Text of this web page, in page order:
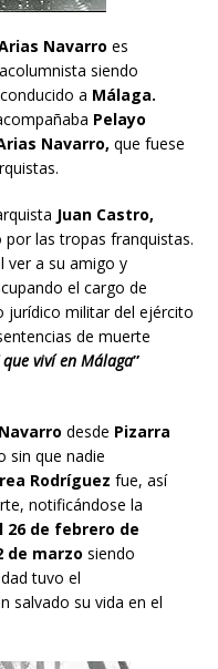
Navarro es
siendo
a Málaga.
Pelayo
Navarro, que fuese
Juan Castro,
por las tropas franquistas.
ver a su amigo y
el cargo de
jurídico militar del ejército
de muerte
que viví en Málaga”
desde Pizarra
sin que nadie
Rodríguez fue, así
notificándose la
26 de febrero de
de marzo siendo
tuvo el
salvado su vida en el